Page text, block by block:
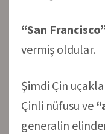
“San
vermiş oldular.
Şimdi Çin
Çinli nüfusu ve
generalin